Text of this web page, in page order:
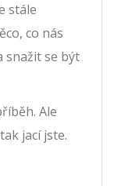
stále
co nás
snažit se být
Ale
jací jste.